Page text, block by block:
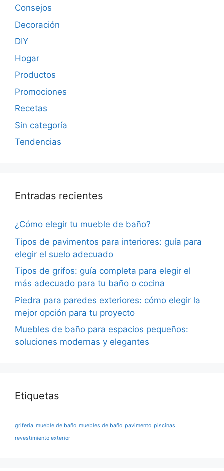
Consejos
Decoración
DIY
Hogar
Productos
Promociones
Recetas
Sin categoría
Tendencias
Entradas recientes
¿Cómo elegir tu mueble de baño?
Tipos de pavimentos para interiores: guía para
elegir el suelo adecuado
Tipos de grifos: guía completa para elegir el
más adecuado para tu baño o cocina
Piedra para paredes exteriores: cómo elegir la
mejor opción para tu proyecto
Muebles de baño para espacios pequeños:
soluciones modernas y elegantes
Etiquetas
grifería mueble de baño muebles de baño pavimento piscinas
revestimiento exterior